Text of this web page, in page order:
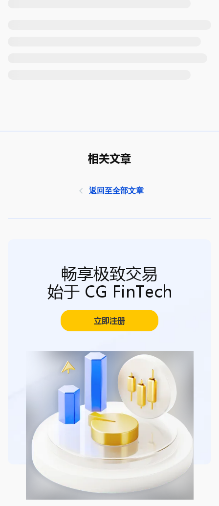
相关文章
返回至全部文章
畅享极致交易
始于 CG FinTech
立即注册